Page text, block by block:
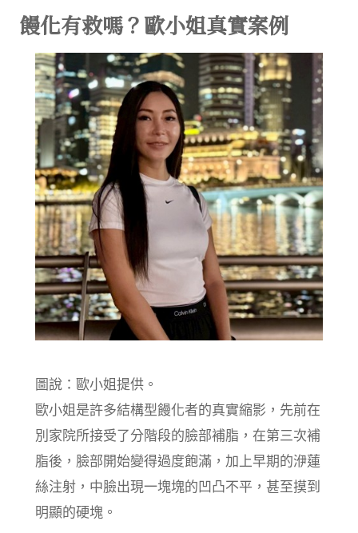
饅化有救嗎？歐小姐真實案例
圖說：歐小姐提供。
歐小姐是許多結構型饅化者的真實縮影，先前在
別家院所接受了分階段的臉部補脂，在第三次補
脂後，臉部開始變得過度飽滿，加上早期的洢蓮
絲注射，中臉出現一塊塊的凹凸不平，甚至摸到
明顯的硬塊。